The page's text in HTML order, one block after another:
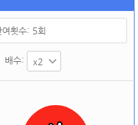
여횟수: 5회
배수: